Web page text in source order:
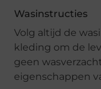
Wasinstructies
Volg altijd de
kleding om de
geen
eigenschappen